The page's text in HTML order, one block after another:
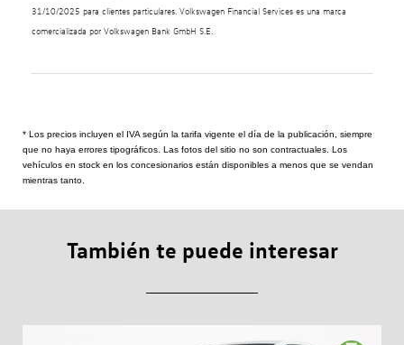
31/10/2025 para clientes particulares. Volkswagen Financial Services es una marca
comercializada por Volkswagen Bank GmbH S.E.
* Los precios incluyen el IVA según la tarifa vigente el día de la publicación, siempre
que no haya errores tipográficos. Las fotos del sitio no son contractuales. Los
vehículos en stock en los concesionarios están disponibles a menos que se vendan
mientras tanto.
También te puede interesar